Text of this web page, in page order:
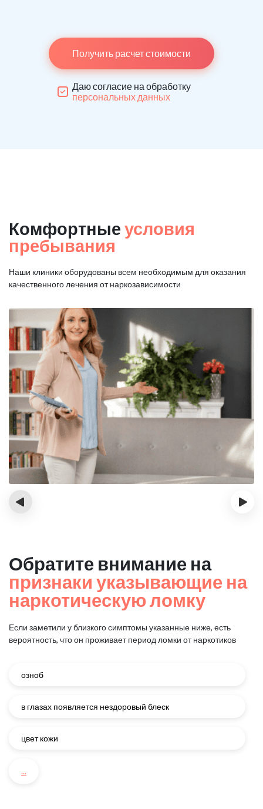
Получить расчет стоимости
Даю согласие на обработку
персональных данных
Комфортные условия
пребывания
Наши клиники оборудованы всем необходимым для оказания
качественного лечения от наркозависимости
‹ ›
Обратите внимание на
признаки указывающие на
наркотическую ломку
Если заметили у близкого симптомы указанные ниже, есть
вероятность, что он проживает период ломки от наркотиков
озноб
в глазах появляется нездоровый блеск
цвет кожи
...